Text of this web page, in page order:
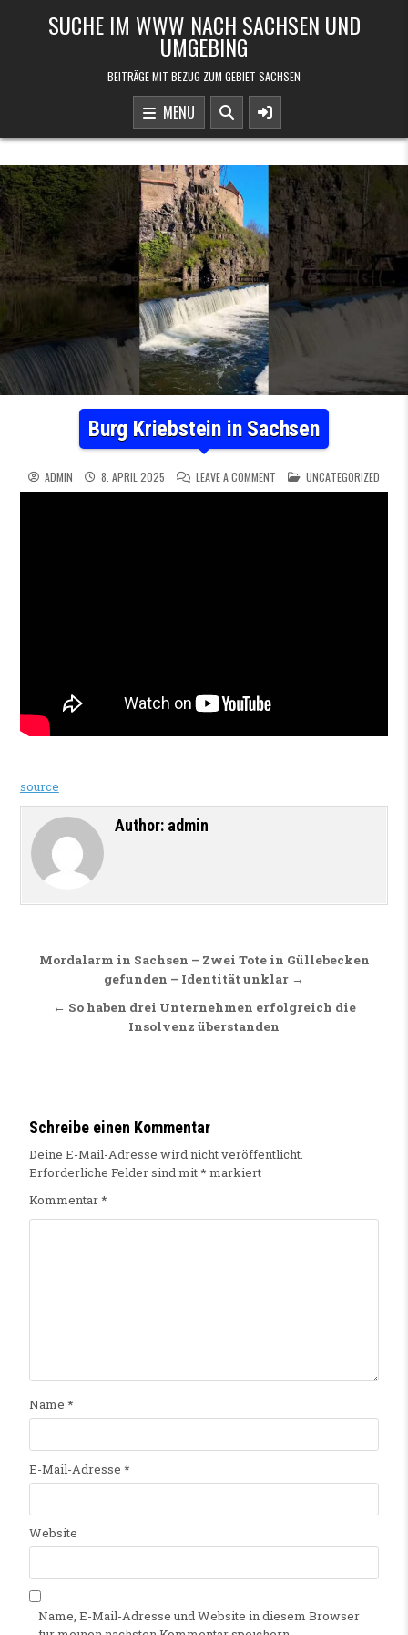
SUCHE IM WWW NACH SACHSEN UND
UMGEBING
BEITRÄGE MIT BEZUG ZUM GEBIET SACHSEN
MENU
Burg Kriebstein in Sachsen
ADMIN 8. APRIL 2025 LEAVE A COMMENT ON BURG KRIEBSTEIN IN
POSTED IN
UNCATEGORIZED
source
Author: admin
Beitragsnavigation
Mordalarm in Sachsen – Zwei Tote in Güllebecken
gefunden – Identität unklar →
← So haben drei Unternehmen erfolgreich die
Insolvenz überstanden
Schreibe einen Kommentar
Deine E-Mail-Adresse wird nicht veröffentlicht.
Erforderliche Felder sind mit* markiert
Kommentar*
Name *
E-Mail-Adresse *
Website
Name, E-Mail-Adresse und Website in diesem Browser